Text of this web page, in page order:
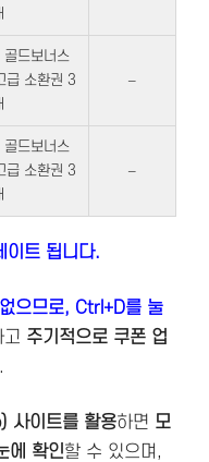
드보너스
급 소환권 3
–
드보너스
급 소환권 3
–
이트 됩니다.
으므로, Ctrl+D를 눌
고 주기적으로 쿠폰 업
사이트를 활용하면 모
에 확인할 수 있으며,